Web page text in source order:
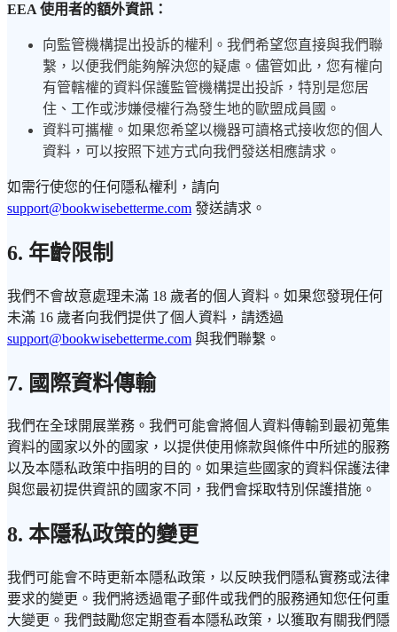
EEA 使用者的額外資訊：
向監管機構提出投訴的權利。我們希望您直接與我們聯
繫，以便我們能夠解決您的疑慮。儘管如此，您有權向
有管轄權的資料保護監管機構提出投訴，特別是您居
住、工作或涉嫌侵權行為發生地的歐盟成員國。
資料可攜權。如果您希望以機器可讀格式接收您的個人
資料，可以按照下述方式向我們發送相應請求。
如需行使您的任何隱私權利，請向
support@bookwisebetterme.com 發送請求。
6. 年齡限制
我們不會故意處理未滿 18 歲者的個人資料。如果您發現任何
未滿 16 歲者向我們提供了個人資料，請透過
support@bookwisebetterme.com 與我們聯繫。
7. 國際資料傳輸
我們在全球開展業務。我們可能會將個人資料傳輸到最初蒐集
資料的國家以外的國家，以提供使用條款與條件中所述的服務
以及本隱私政策中指明的目的。如果這些國家的資料保護法律
與您最初提供資訊的國家不同，我們會採取特別保護措施。
8. 本隱私政策的變更
我們可能會不時更新本隱私政策，以反映我們隱私實務或法律
要求的變更。我們將透過電子郵件或我們的服務通知您任何重
大變更。我們鼓勵您定期查看本隱私政策，以獲取有關我們隱